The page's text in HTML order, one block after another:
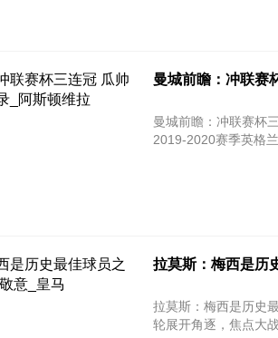
曼城前瞻：冲联赛
曼城前瞻：冲联赛杯三连冠 瓜
2019-2020赛季英格
拉莫斯：梅西是历
拉莫斯：梅西是历史最佳球员之一
轮展开角逐，焦点大